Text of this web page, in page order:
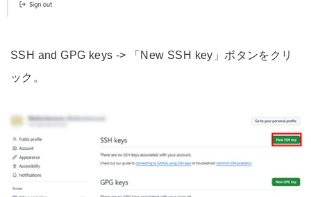
SSH and GPG keys -> 「New SSH key」ボタンをクリ
ック。